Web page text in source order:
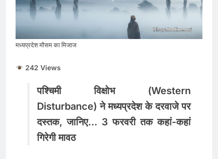
मंत्री से जवाब की मांग
RBI Monetary Policy :
रेपो रेट 5.25% पर स्थिर,
होम-कार लोन लेने वालों को
नहीं मिली राहत
August 5, 2026
मध्यप्रदेश मौसम का मिजाज
242 Views
पश्चिमी विक्षोभ (Western
Disturbance) ने मध्यप्रदेश के दरवाजे पर
दस्तक, जानिए… 3 फरवरी तक कहां-कहां
गिरेगी मावठ